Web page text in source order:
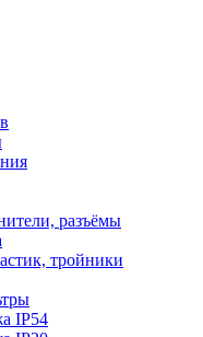
разъёмы
тройники
IP54